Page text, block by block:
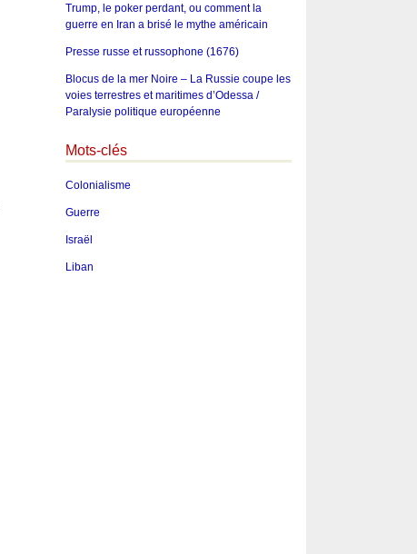
Trump, le poker perdant, ou comment la
guerre en Iran a brisé le mythe américain
Presse russe et russophone (1676)
Blocus de la mer Noire – La Russie coupe les
voies terrestres et maritimes d’Odessa /
Paralysie politique européenne
Mots-clés
Colonialisme
Guerre
Israël
Liban